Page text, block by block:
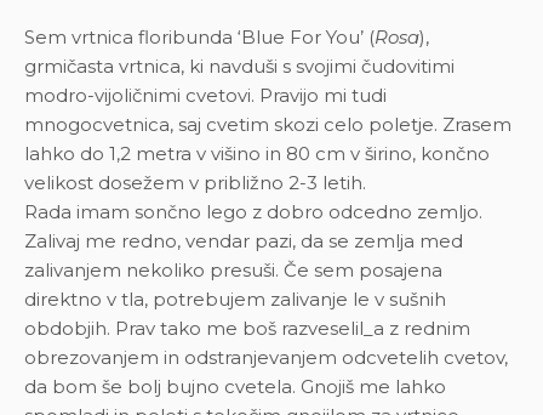
Sem vrtnica floribunda ‘Blue For You’ (Rosa),
grmičasta vrtnica, ki navduši s svojimi čudovitimi
modro-vijoličnimi cvetovi. Pravijo mi tudi
mnogocvetnica, saj cvetim skozi celo poletje. Zrasem
lahko do 1,2 metra v višino in 80 cm v širino, končno
velikost dosežem v približno 2-3 letih.
Rada imam sončno lego z dobro odcedno zemljo.
Zalivaj me redno, vendar pazi, da se zemlja med
zalivanjem nekoliko presuši. Če sem posajena
direktno v tla, potrebujem zalivanje le v sušnih
obdobjih. Prav tako me boš razveselil_a z rednim
obrezovanjem in odstranjevanjem odcvetelih cvetov,
da bom še bolj bujno cvetela. Gnojiš me lahko